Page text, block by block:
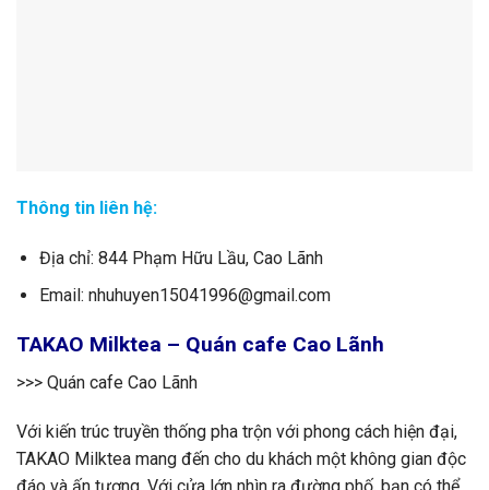
Thông tin liên hệ:
Địa chỉ: 844 Phạm Hữu Lầu, Cao Lãnh
Email: nhuhuyen15041996@gmail.com
TAKAO Milktea – Quán cafe Cao Lãnh
>>> Quán cafe Cao Lãnh
Với kiến trúc truyền thống pha trộn với phong cách hiện đại,
TAKAO Milktea mang đến cho du khách một không gian độc